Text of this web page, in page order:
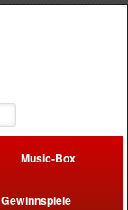
Music-Box
Gewinnspiele